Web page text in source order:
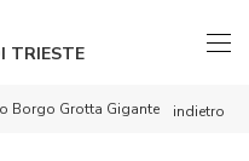
TRIESTE
indietro
Borgo Grotta Gigante